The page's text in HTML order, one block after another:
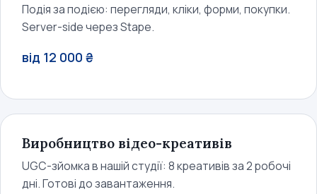
Подія за подією: перегляди, кліки, форми, покупки.
Server-side через Stape.
від 12 000 ₴
Виробництво відео-креативів
UGC-зйомка в нашій студії: 8 креативів за 2 робочі
дні. Готові до завантаження.